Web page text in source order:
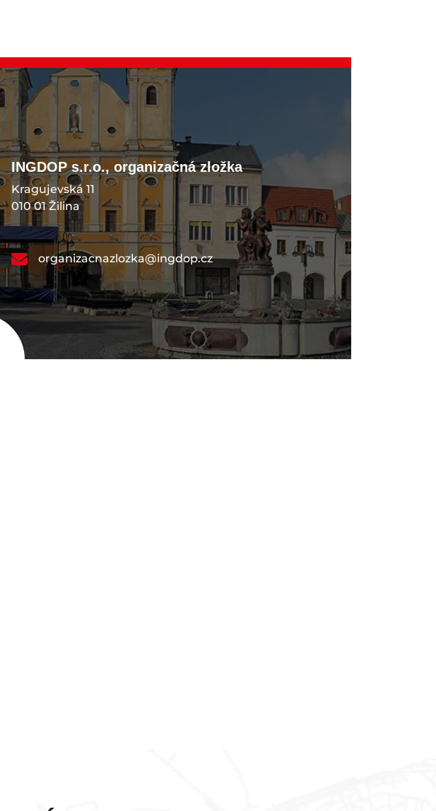
INGDOP s.r.o., organizačná zložka
Kragujevská 11
010 01 Žilina
organizacnazlozka@ingdop.cz